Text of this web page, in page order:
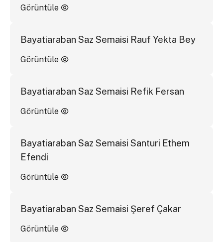
Görüntüle
Bayatiaraban Saz Semaisi Rauf Yekta Bey
Görüntüle
Bayatiaraban Saz Semaisi Refik Fersan
Görüntüle
Bayatiaraban Saz Semaisi Santuri Ethem
Efendi
Görüntüle
Bayatiaraban Saz Semaisi Şeref Çakar
Görüntüle